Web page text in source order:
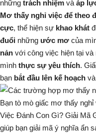
những trách nhiệm và áp
Mơ thấy nghỉ việc để theo
cực, thể hiện sự khao khát
đuổi những ước mơ của
nản với công việc hiện tại và
mình thực sự yêu thích.
bạn bắt đầu lên kế hoạch và
Bạn tò mò giấc mơ thấy
Việc Đánh Con Gì? Giải Mã
giúp bạn giải mã ý nghĩa ẩn